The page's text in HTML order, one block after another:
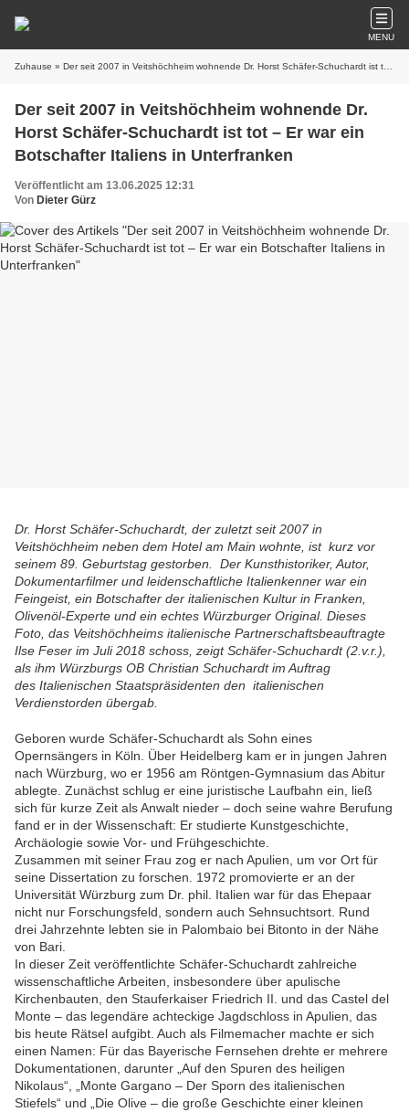
MENU
Zuhause » Der seit 2007 in Veitshöchheim wohnende Dr. Horst Schäfer-Schuchardt ist tot – Er war ein Botschafter Italiens in Unterfranken
Der seit 2007 in Veitshöchheim wohnende Dr.
Horst Schäfer-Schuchardt ist tot – Er war ein
Botschafter Italiens in Unterfranken
Veröffentlicht am 13.06.2025 12:31
Von Dieter Gürz
Dr. Horst Schäfer-Schuchardt, der zuletzt seit 2007 in
Veitshöchheim neben dem Hotel am Main wohnte, ist kurz vor
seinem 89. Geburtstag gestorben. Der Kunsthistoriker, Autor,
Dokumentarfilmer und leidenschaftliche Italienkenner war ein
Feingeist, ein Botschafter der italienischen Kultur in Franken,
Olivenöl-Experte und ein echtes Würzburger Original. Dieses
Foto, das Veitshöchheims italienische Partnerschaftsbeauftragte
Ilse Feser im Juli 2018 schoss, zeigt Schäfer-Schuchardt (2.v.r.),
als ihm Würzburgs OB Christian Schuchardt im Auftrag
des Italienischen Staatspräsidenten den italienischen
Verdienstorden übergab.
Geboren wurde Schäfer-Schuchardt als Sohn eines
Opernsängers in Köln. Über Heidelberg kam er in jungen Jahren
nach Würzburg, wo er 1956 am Röntgen-Gymnasium das Abitur
ablegte. Zunächst schlug er eine juristische Laufbahn ein, ließ
sich für kurze Zeit als Anwalt nieder – doch seine wahre Berufung
fand er in der Wissenschaft: Er studierte Kunstgeschichte,
Archäologie sowie Vor- und Frühgeschichte.
Zusammen mit seiner Frau zog er nach Apulien, um vor Ort für
seine Dissertation zu forschen. 1972 promovierte er an der
Universität Würzburg zum Dr. phil. Italien war für das Ehepaar
nicht nur Forschungsfeld, sondern auch Sehnsuchtsort. Rund
drei Jahrzehnte lebten sie in Palombaio bei Bitonto in der Nähe
von Bari.
In dieser Zeit veröffentlichte Schäfer-Schuchardt zahlreiche
wissenschaftliche Arbeiten, insbesondere über apulische
Kirchenbauten, den Stauferkaiser Friedrich II. und das Castel del
Monte – das legendäre achteckige Jagdschloss in Apulien, das
bis heute Rätsel aufgibt. Auch als Filmemacher machte er sich
einen Namen: Für das Bayerische Fernsehen drehte er mehrere
Dokumentationen, darunter „Auf den Spuren des heiligen
Nikolaus“, „Monte Gargano – Der Sporn des italienischen
Stiefels“ und „Die Olive – die große Geschichte einer kleinen